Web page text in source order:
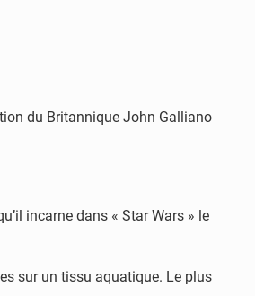
du Britannique John Galliano
incarne dans « Star Wars » le
sur un tissu aquatique. Le plus